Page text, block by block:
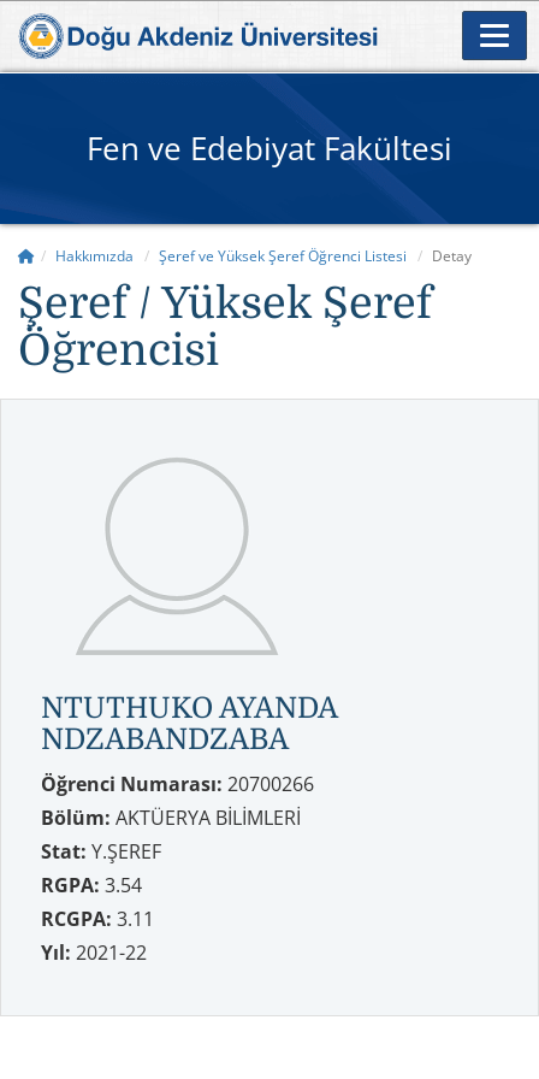
Fen ve Edebiyat Fakültesi
Hakkımızda Şeref ve Yüksek Şeref Öğrenci Listesi Detay
Şeref / Yüksek Şeref
Öğrencisi
NTUTHUKO AYANDA
NDZABANDZABA
Öğrenci Numarası: 20700266
Bölüm: AKTÜERYA BİLİMLERİ
Stat: Y.ŞEREF
RGPA: 3.54
RCGPA: 3.11
Yıl: 2021-22